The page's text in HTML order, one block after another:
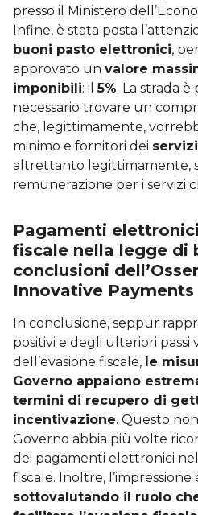
presso il Ministero
Infine, è stata posta
buoni pasto elettronici,
approvato un valore
imponibili: il5%. La strada
necessario trovare un
che, legittimamente,
minimo e fornitori dei
altrettanto legittimamente,
remunerazione per i servizi
Pagamenti
fiscale nella legge di
conclusioni
Innovative Payments
In conclusione, seppur
positivi e degli ulteriori passi
dell’evasione fiscale, le
Governo appaiono
termini di recupero di
incentivazione. Questo
Governo abbia più volte
dei pagamenti elettronici
fiscale. Inoltre, l’impressione
sottovalutando il ruolo